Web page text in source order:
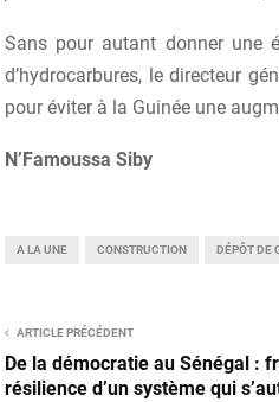
Sans pour autant donner une
d’hydrocarbures, le directeur
pour éviter à la Guinée une
N’Famoussa Siby
A LA UNE CONSTRUCTION DÉPÔT DE
ARTICLE PRÉCÉDENT
De la démocratie au Sénégal :
résilience d’un système qui